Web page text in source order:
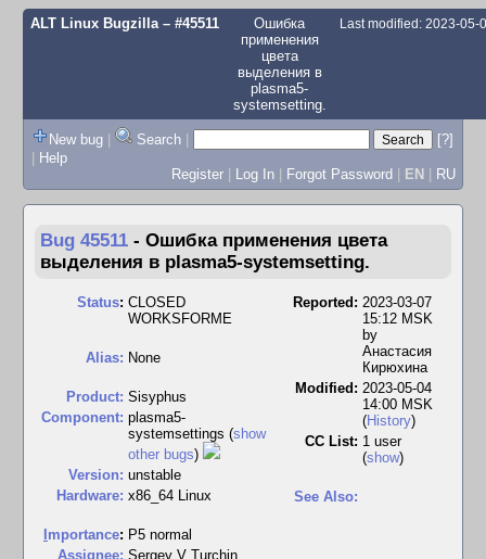
ALT Linux Bugzilla– #45511
Ошибка
применения
цвета
выделения в
plasma5-
systemsetting.
Last modified: 2023-05-
New bug | Search |
[?]
| Help
Register | Log In | Forgot Password | EN | RU
Bug 45511 - Ошибка применения цвета
выделения в plasma5-systemsetting.
Status: CLOSED
WORKSFORME
Alias: None
Product: Sisyphus
Component: plasma5-
systemsettings (show
other bugs)
Version: unstable
Hardware: x86_64 Linux
mportance: P5 normal
Assignee: Sergey V Turchin
Reported: 2023-03-07
15:12 MSK
by
Анастасия
Кирюхина
Modified: 2023-05-04
14:00 MSK
(History)
CC List: 1 user
(show)
See Also: